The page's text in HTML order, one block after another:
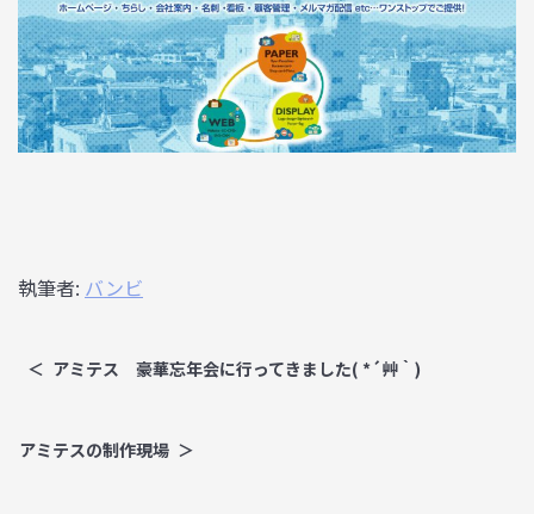
執筆者: バンビ
アミテス 豪華忘年会に行ってきました( *´艸｀)
アミテスの制作現場